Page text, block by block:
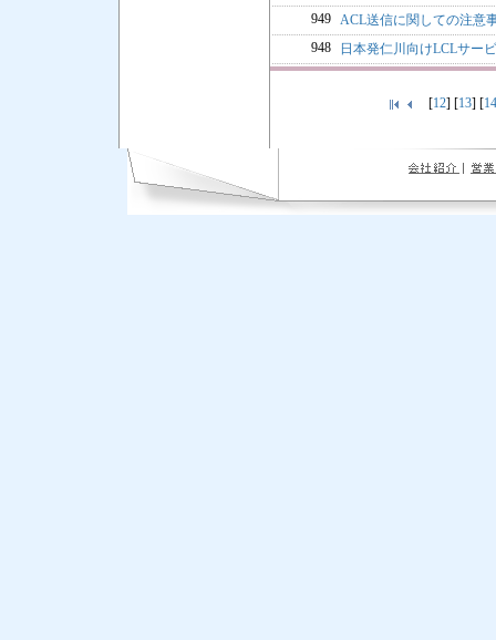
949
ACL送信に関しての注意
948
日本発仁川向けLCLサー
[12] [13] [14